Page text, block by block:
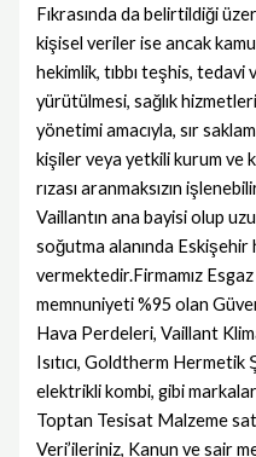
Fıkrasında da belirtildiği
kişisel veriler ise ancak kamu
hekimlik, tıbbı teşhis, tedavi
yürütülmesi, sağlık
yönetimi amacıyla, sır
kişiler veya yetkili kurum ve
rızası aranmaksızın
Vaillantın ana bayisi olup
soğutma alanında Eskişehir
vermektedir.Firmamız
memnuniyeti %95 olan
Hava Perdeleri, Vaillant
Isıtıcı, Goldtherm
elektrikli kombi, gibi
Toptan Tesisat Malzeme
Veri’ileriniz, Kanun ve sair